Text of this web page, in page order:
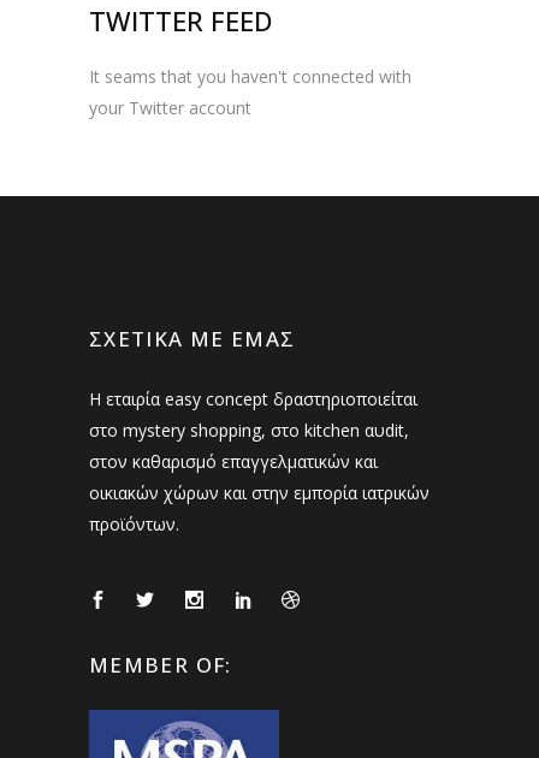
TWITTER FEED
It seams that you haven't connected with
your Twitter account
ΣΧΕΤΙΚΆ ΜΕ ΕΜΆΣ
Η εταιρία easy concept δραστηριοποιείται
στο mystery shopping, στο kitchen αυdit,
στον καθαρισμό επαγγελματικών και
οικιακών χώρων και στην εμπορία ιατρικών
προϊόντων.
MEMBER OF: